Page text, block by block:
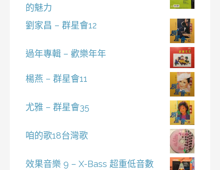
的魅力
劉家昌 – 群星會12
過年專輯 – 歡樂年年
楊燕 – 群星會11
尤雅 – 群星會35
咱的歌18台灣歌
效果音樂 9 – X-Bass 超重低音數